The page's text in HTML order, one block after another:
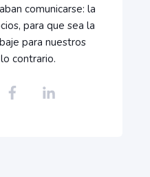
comunicarse: la
para que sea la
para nuestros
contrario.